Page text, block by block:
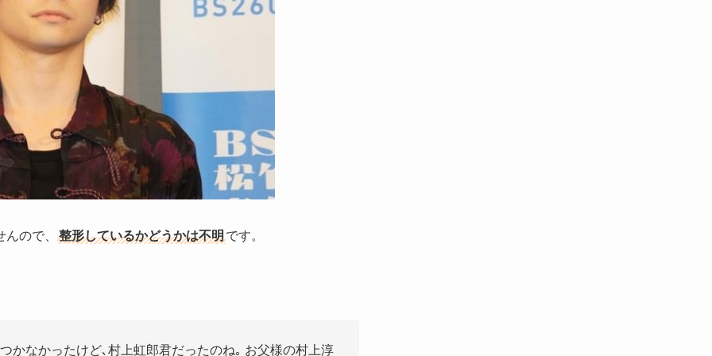
ので、 整形しているかどうかは不明です。
かなかったけど､村上虹郎君だったのね｡ お父様の村上淳